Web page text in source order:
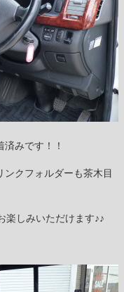
みです！！
クフォルダーも茶木目
楽しみいただけます♪♪